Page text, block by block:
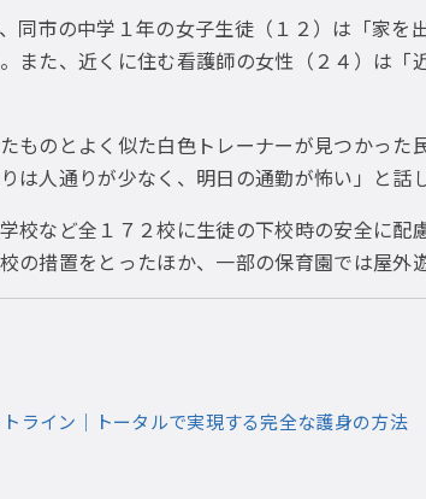
同市の中学１年の女子生徒（１２）は「家を
また、近くに住む看護師の女性（２４）は
ものとよく似た白色トレーナーが見つかっ
は人通りが少なく、明日の通勤が怖い」と話し
校など全１７２校に生徒の下校時の安全に
の措置をとったほか、一部の保育園では屋外
ライン｜トータルで実現する完全な護身の方法